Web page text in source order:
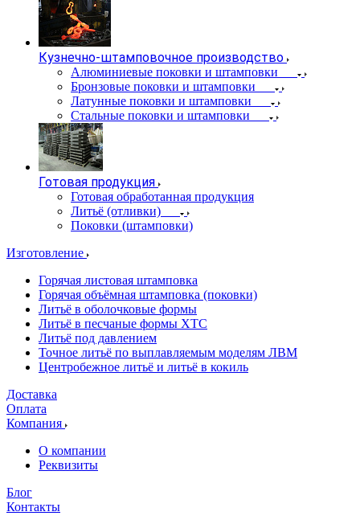
Кузнечно-штамповочное производство
Алюминиевые поковки и штамповки
Бронзовые поковки и штамповки
Латунные поковки и штамповки
Стальные поковки и штамповки
Готовая продукция
Готовая обработанная продукция
Литьё (отливки)
Поковки (штамповки)
Изготовление
Горячая листовая штамповка
Горячая объёмная штамповка (поковки)
Литьё в оболочковые формы
Литьё в песчаные формы ХТС
Литьё под давлением
Точное литьё по выплавляемым моделям ЛВМ
Центробежное литьё и литьё в кокиль
Доставка
Оплата
Компания
О компании
Реквизиты
Блог
Контакты